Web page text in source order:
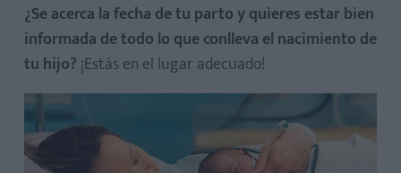
¿Se acerca la fecha de tu parto y quieres estar bien
informada de todo lo que conlleva el nacimiento de
tu hijo? ¡Estás en el lugar adecuado!